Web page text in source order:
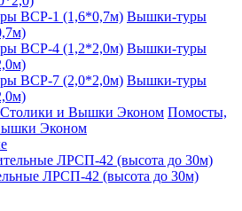
Вышки-туры
Вышки-туры
Вышки-туры
Помосты,
Эконом
ЛРСП-42 (высота до 30м)